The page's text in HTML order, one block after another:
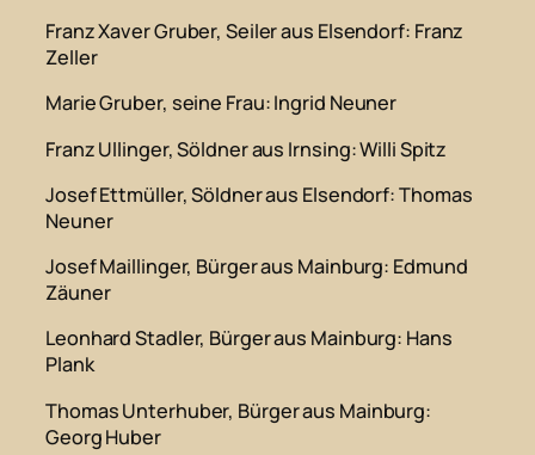
Franz Xaver Gruber, Seiler aus Elsendorf: Franz
Zeller
Marie Gruber, seine Frau: Ingrid Neuner
Franz Ullinger, Söldner aus Irnsing: Willi Spitz
Josef Ettmüller, Söldner aus Elsendorf: Thomas
Neuner
Josef Maillinger, Bürger aus Mainburg: Edmund
Zäuner
Leonhard Stadler, Bürger aus Mainburg: Hans
Plank
Thomas Unterhuber, Bürger aus Mainburg:
Georg Huber